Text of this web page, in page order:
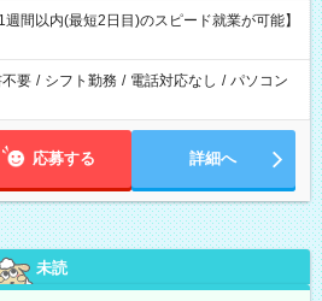
間以内(最短2日目)のスピード就業が可能】
不要 / シフト勤務 / 電話対応なし / パソコン
応募する 詳細へ
未読